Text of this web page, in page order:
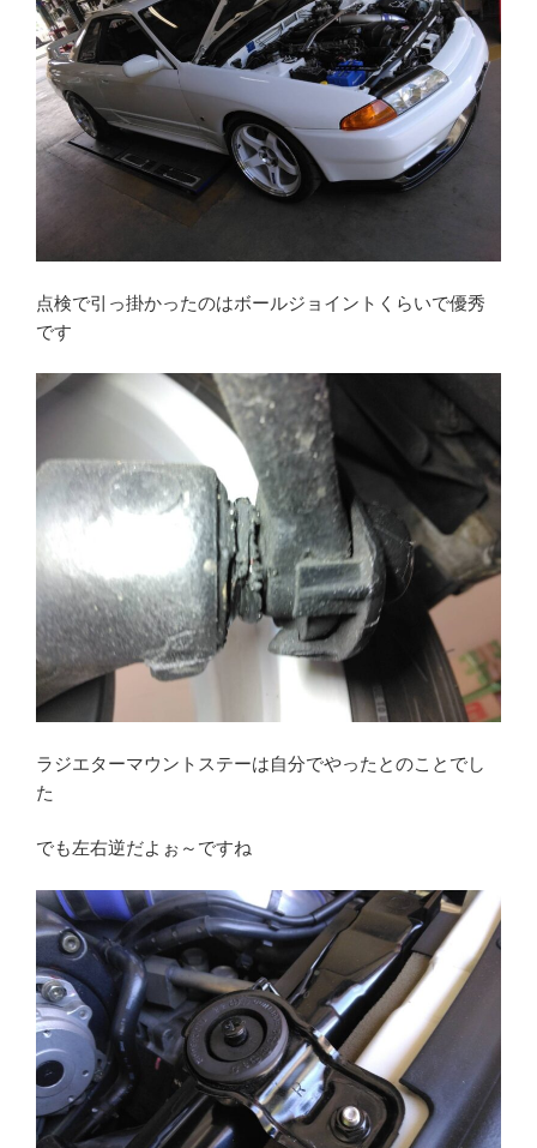
点検で引っ掛かったのはボールジョイントくらいで優秀
です
ラジエターマウントステーは自分でやったとのことでし
た
でも左右逆だよぉ～ですね